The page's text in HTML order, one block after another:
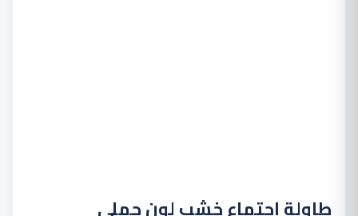
طاولة اجتماع خشب لون جملي